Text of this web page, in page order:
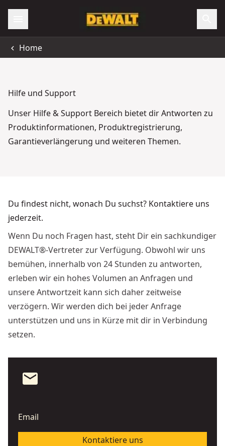
Home
Hilfe und Support
Unser Hilfe & Support Bereich bietet dir Antworten zu
Produktinformationen, Produktregistrierung,
Garantieverlängerung und weiteren Themen.
Du findest nicht, wonach Du suchst? Kontaktiere uns
jederzeit.
Wenn Du noch Fragen hast, steht Dir ein sachkundiger
DEWALT®-Vertreter zur Verfügung. Obwohl wir uns
bemühen, innerhalb von 24 Stunden zu antworten,
erleben wir ein hohes Volumen an Anfragen und
unsere Antwortzeit kann sich daher zeitweise
verzögern. Wir werden dich bei jeder Anfrage
unterstützen und uns in Kürze mit dir in Verbindung
setzen.
email
Email
Kontaktiere uns